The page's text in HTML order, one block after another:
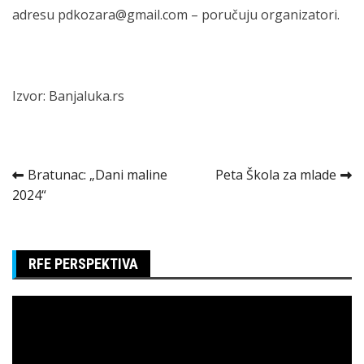
adresu pdkozara@gmail.com – poručuju organizatori.
Izvor: Banjaluka.rs
Kretanje
članka
Bratunac: „Dani maline
2024“
Peta Škola za mlade
RFE PERSPEKTIVA